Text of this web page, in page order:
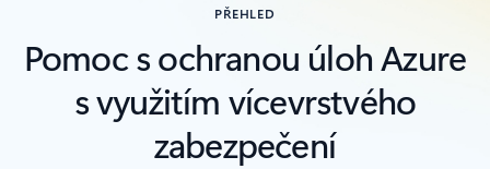
PŘEHLED
Pomoc s ochranou úloh Azure
s využitím vícevrstvého
zabezpečení